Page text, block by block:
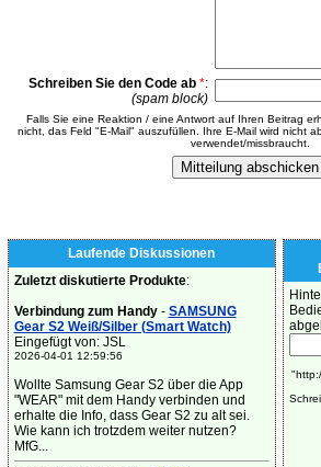
Schreiben Sie den Code ab *:
(spam block)
Falls Sie eine Reaktion / eine Antwort auf Ihren Beitrag
nicht, das Feld "E-Mail" auszufüllen. Ihre E-Mail wird nicht
verwendet/missbraucht.
Laufende Diskussionen
Zuletzt diskutierte Produkte:
Verbindung zum Handy- SAMSUNG
Gear S2 Weiß/Silber (Smart Watch)
Eingefügt von: JSL
2026-04-01 12:59:56
Wollte Samsung Gear S2 über die App
"WEAR" mit dem Handy verbinden und
erhalte die Info, dass Gear S2 zu alt sei.
Wie kann ich trotzdem weiter nutzen?
MfG...